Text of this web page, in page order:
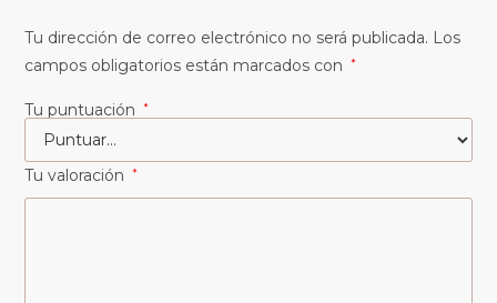
Tu dirección de correo electrónico no será publicada. Los
campos obligatorios están marcados con
*
Tu puntuación *
Tu valoración *